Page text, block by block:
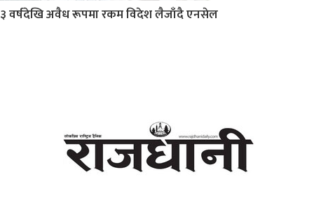
३ वर्षदेखि अवैध रूपमा रकम विदेश लैजाँदै एनसेल